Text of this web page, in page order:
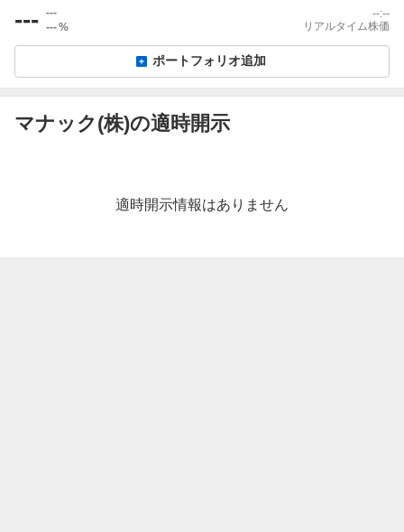
--- ---
---%
--:--
リアルタイム株価
ポートフォリオ追加
マナック(株)の適時開示
報
適時開示情報はありません